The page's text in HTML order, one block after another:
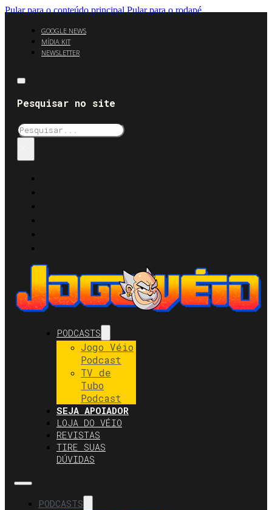
Pular para o conteúdo principal Pular para o rodapé
GOOGLE NEWS
MÍDIA KIT
NEWSLETTER
Pesquisar no site
Pesquisar
PODCASTS
Jogo Véio
Podcast
TV de
Tubo
Podcast
SEJA APOIADOR
LOJA DO VÉIO
REVISTAS
TIRE SUAS
DÚVIDAS
PODCASTS